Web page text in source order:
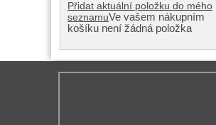
Přidat aktuální položku do mého
seznamuVe vašem nákupním
košíku není žádná položka